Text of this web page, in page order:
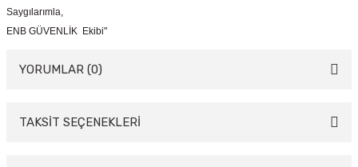
Saygılarımla,
ENB GÜVENLİK Ekibi"
YORUMLAR (0)
Bu ürüne ilk yorumu siz yapın!
TAKSİT SEÇENEKLERİ